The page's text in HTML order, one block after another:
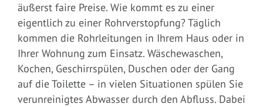
äußerst faire Preise. Wie kommt es zu einer
eigentlich zu einer Rohrverstopfung? Täglich
kommen die Rohrleitungen in Ihrem Haus oder in
Ihrer Wohnung zum Einsatz. Wäschewaschen,
Kochen, Geschirrspülen, Duschen oder der Gang
auf die Toilette – in vielen Situationen spülen Sie
verunreinigtes Abwasser durch den Abfluss. Dabei